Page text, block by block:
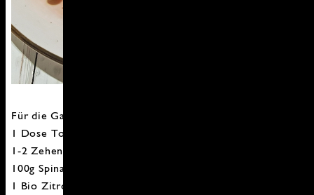
Für die Garnelen:
1 Dose Tomaten stückig
1-2 Zehen Knoblauch
100g Spinat
1 Bio Zitrone Abrieb und Saft